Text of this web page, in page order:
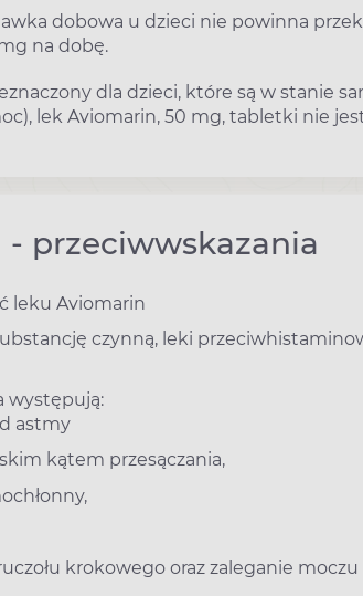
dobowa u dzieci nie powinna
na dobę.
dla dzieci, które są w stanie
lek Aviomarin, 50 mg, tabletki nie
przeciwwskazania
leku Aviomarin
czynną, leki
występują:
astmy
kątem przesączania,
krokowego oraz zaleganie